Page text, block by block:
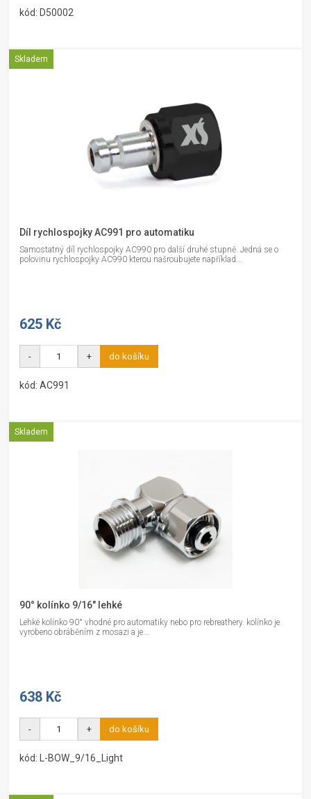
kód: D50002
Skladem
Díl rychlospojky AC991 pro automatiku
Samostatný díl rychlospojky AC990 pro další druhé stupně. Jedná se o
polovinu rychlospojky AC990 kterou našroubujete například...
625 Kč
- + do košíku
kód: AC991
Skladem
90° kolínko 9/16" lehké
Lehké kolínko 90° vhodné pro automatiky nebo pro rebreathery. kolínko je
vyrobeno obráběním z mosazi a je...
638 Kč
- + do košíku
kód: L-BOW_9/16_Light